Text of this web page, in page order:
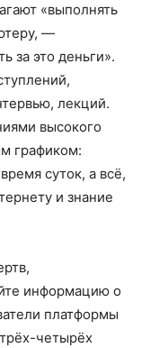
«выполнять
—
за это деньги».
лекций.
высокого
графиком:
суток, а всё,
и знание
информацию о
платформы
четырёх